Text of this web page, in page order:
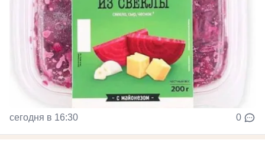
сегодня в 16:30 0